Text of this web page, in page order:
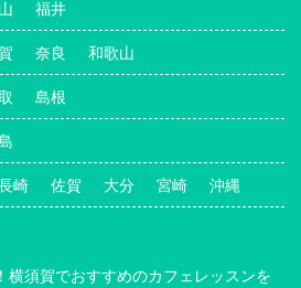
福井
奈良 和歌山
島根
崎 佐賀 大分 宮崎 沖縄
横須賀でおすすめのカフェレッスンを